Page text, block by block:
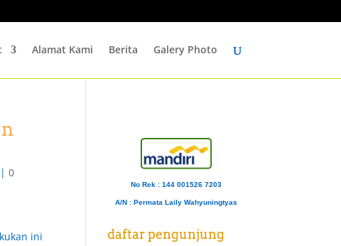
Alamat Kami Berita Galery Photo
|0
ini
No Rek : 144 001526 7203
A/N : Permata Laily Wahyuningtyas
daftar pengunjung